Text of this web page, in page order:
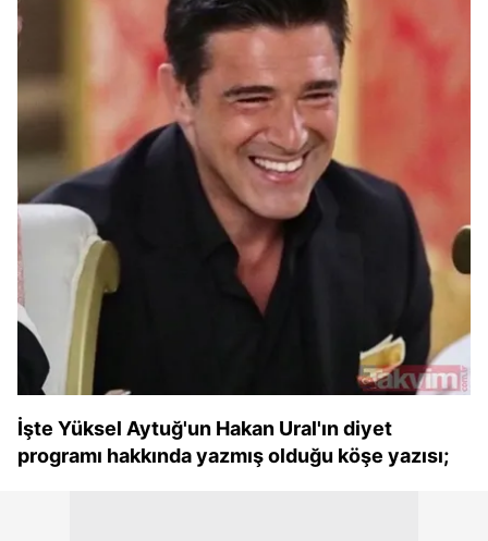
İşte Yüksel Aytuğ'un Hakan Ural'ın diyet
programı hakkında yazmış olduğu köşe yazısı;